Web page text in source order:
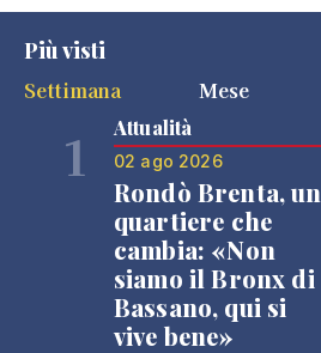
Più visti
Settimana
Mese
1 Attualità
02 ago 2026
Rondò Brenta, un
quartiere che
cambia: «Non
siamo il Bronx di
Bassano, qui si
vive bene»